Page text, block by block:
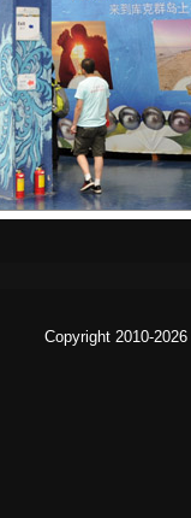
Copyright 2010-2026